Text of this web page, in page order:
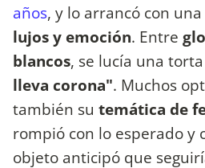
años, y lo arrancó con una
lujos y emoción. Entre
blancos, se lucía una
lleva corona". Muchos
también su temática de
rompió con lo esperado y
objeto anticipó que